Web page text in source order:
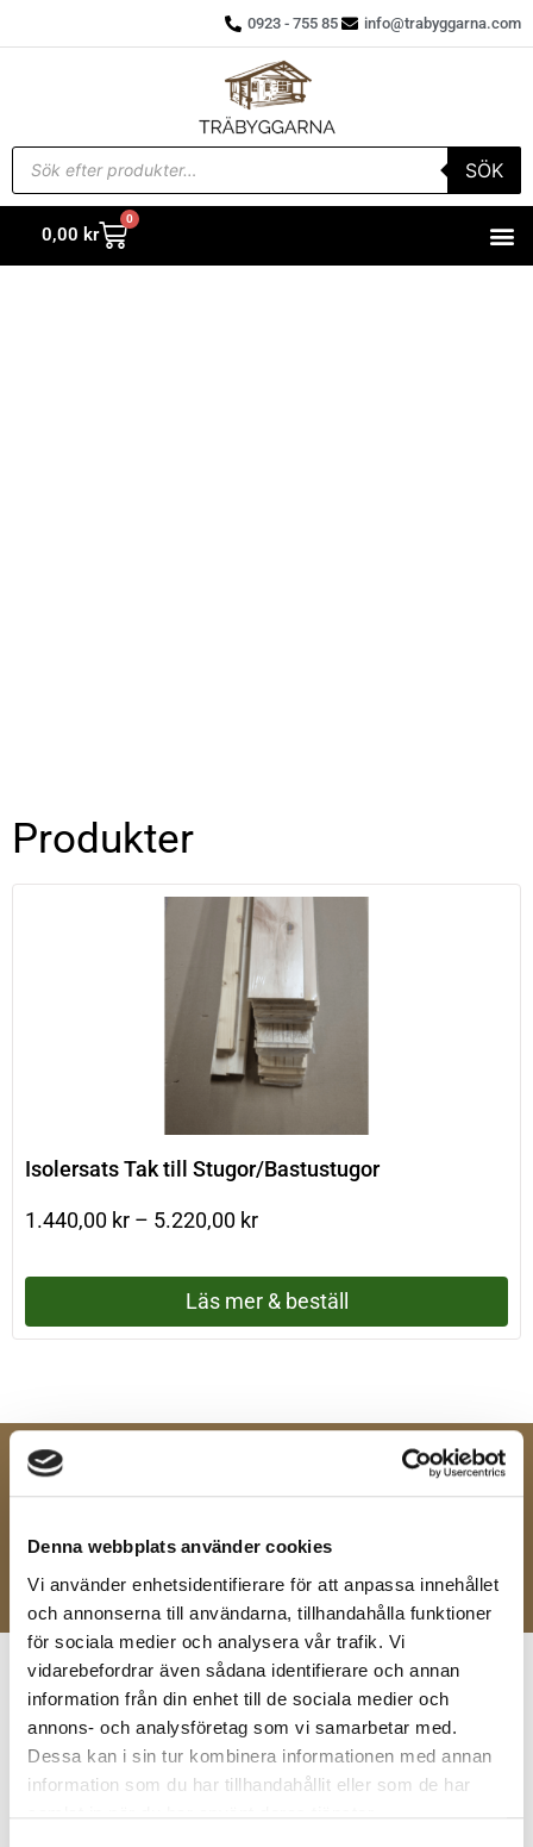
Denna webbplats använder cookies
Vi använder enhetsidentifierare för att anpassa innehållet
och annonserna till användarna, tillhandahålla funktioner
för sociala medier och analysera vår trafik. Vi
vidarebefordrar även sådana identifierare och annan
information från din enhet till de sociala medier och
annons- och analysföretag som vi samarbetar med.
Dessa kan i sin tur kombinera informationen med annan
information som du har tillhandahållit eller som de har
0923 - 755 85 info@trabyggarna.com
SÖK
0,00 kr
0
Produkter
Isolersats Tak till Stugor/Bastustugor
1.440,00 kr – 5.220,00 kr
Läs mer & beställ
Nöjd-kund-garanti Enkel betalning
Ett Norrländskt alternativ Enkel montering
Kontakta oss